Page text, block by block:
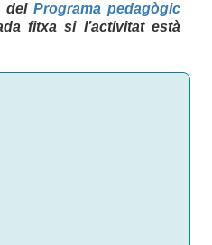
del Programa pedagògic
fitxa si l’activitat està